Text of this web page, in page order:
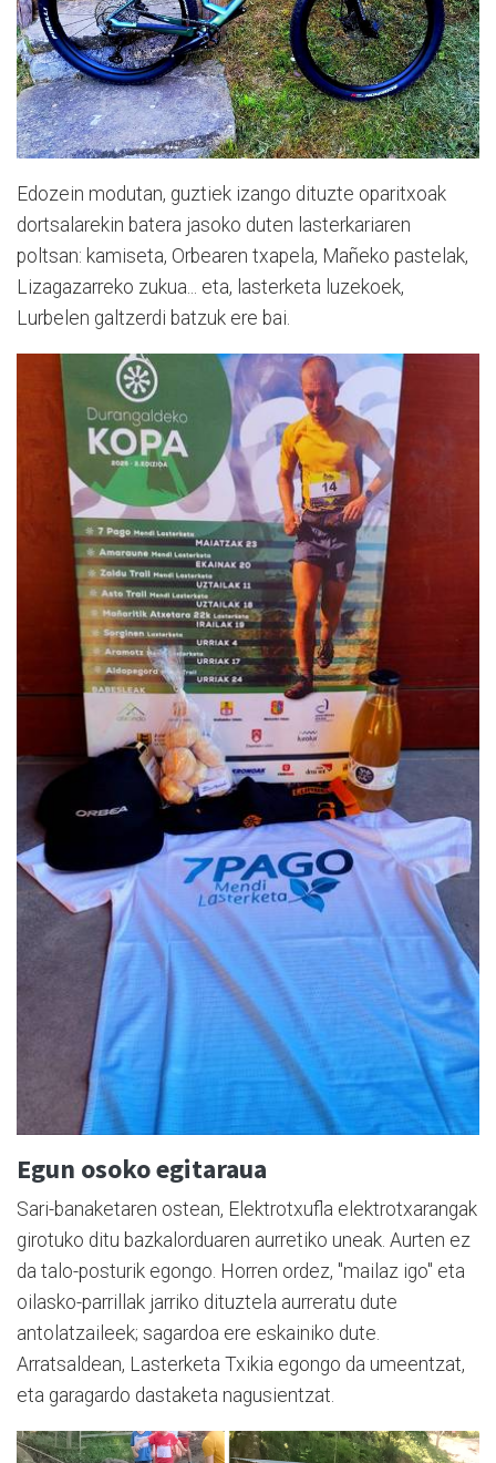
Edozein modutan, guztiek izango dituzte oparitxoak
dortsalarekin batera jasoko duten lasterkariaren
poltsan: kamiseta, Orbearen txapela, Mañeko pastelak,
Lizagazarreko zukua... eta, lasterketa luzekoek,
Lurbelen galtzerdi batzuk ere bai.
Egun osoko egitaraua
Sari-banaketaren ostean, Elektrotxufla elektrotxarangak
girotuko ditu bazkalorduaren aurretiko uneak. Aurten ez
da talo-posturik egongo. Horren ordez, "mailaz igo" eta
oilasko-parrillak jarriko dituztela aurreratu dute
antolatzaileek; sagardoa ere eskainiko dute.
Arratsaldean, Lasterketa Txikia egongo da umeentzat,
eta garagardo dastaketa nagusientzat.